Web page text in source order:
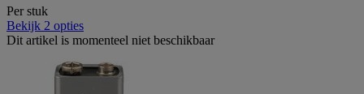
Per stuk
Bekijk 2 opties
Dit artikel is momenteel niet beschikbaar